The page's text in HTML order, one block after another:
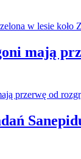
mają